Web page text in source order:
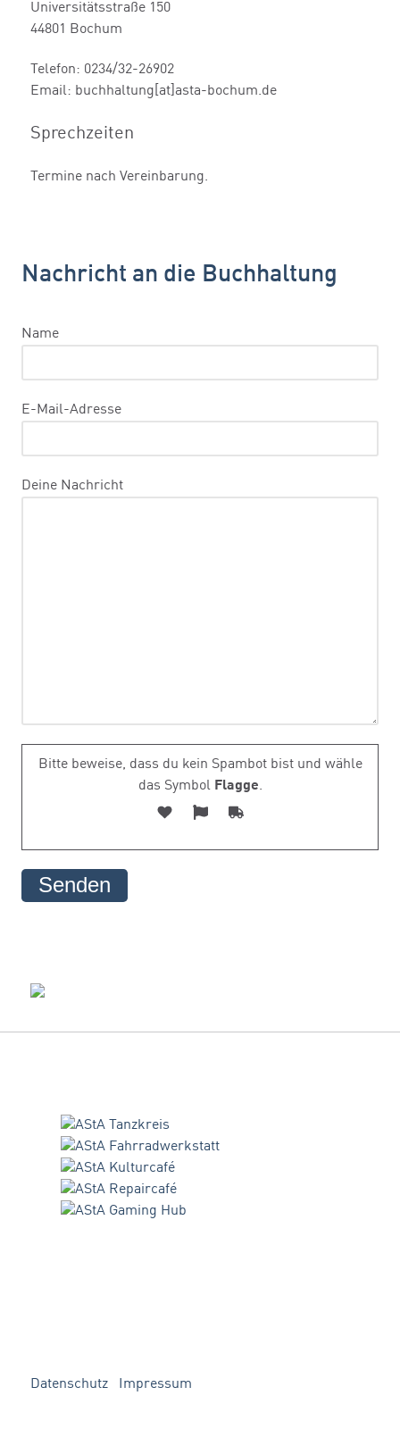
Universitätsstraße 150
44801 Bochum
Telefon: 0234/32-26902
Email: buchhaltung[at]asta-bochum.de
Sprechzeiten
Termine nach Vereinbarung.
Nachricht an die Buchhaltung
Name
E-Mail-Adresse
Deine Nachricht
Bitte beweise, dass du kein Spambot bist und wähle
das SymbolFlagge.
Datenschutz Impressum